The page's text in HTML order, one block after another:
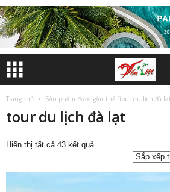
Trang chủ Sản phẩm được gắn thẻ “tour du lịch đà
tour du lịch đà lạt
Hiển thị tất cả 43 kết quảĐã
xếp